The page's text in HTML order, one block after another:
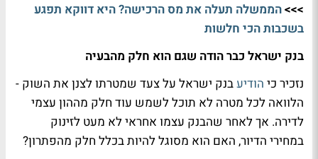
>>>הממשלה תעלה את מס הרכישה? היא דווקא תפגע
בשכבות הכי חלשות
בנק ישראל כבר הודה שגם הוא חלק מהבעיה
נזכיר כי הודיעבנק ישראל על צעד שמטרתו לצנן את השוק -
הלוואה לכל מטרה לא תוכל לשמש עוד חלק מההון עצמי
לדירה. אך לאחר שהבנק עצמו אחראי לא מעט לזינוק
במחירי הדיור, האם הוא מסוגל להיות בכלל חלק מהפתרון?